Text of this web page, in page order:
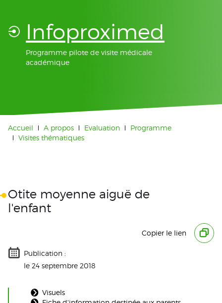
Infoproximed
Programme pilote de visite médicale
académique
Accueil A propos Evaluation
Programme
Visites thématiques
Otite moyenne aiguë de
l'enfant
Copier le lien
Publication :
le 24 septembre 2018
Visuels